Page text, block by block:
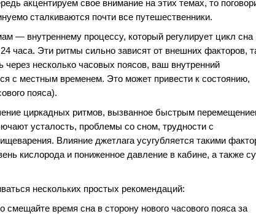
акцентируем свое внимание на этих темах, то
сталкиваются почти все путешественники.
— внутреннему процессу, который регулирует цикл сна
часа. Эти ритмы сильно зависят от внешних факторов,
несколько часовых поясов, ваш внутренний
с местным временем. Это может привести к состоянию,
пояса).
циркадных ритмов, вызванное быстрым
усталость, проблемы со сном, трудности с
Влияние джетлага усугубляется такими
кислорода и пониженное давление в кабине, а также
нескольких простых рекомендаций:
смещайте время сна в сторону нового часового пояса за